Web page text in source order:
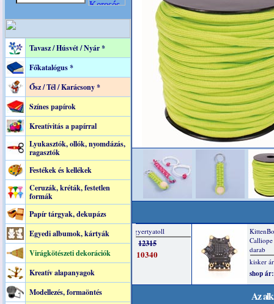
Tavasz / Húsvét / Nyár *
Főkatalógus *
Ősz / Tél / Karácsony *
Színes papírok
Kreatívitás a papírral
Lyukasztók, ollók, nyomdázás,
ragasztók
Festékek és kellékek
Ceruzák, kréták, festetlen
formák
Papír tárgyak, dekupázs
Egyedi albumok, kártyák
Virágkötészeti dekorációk
Kreatív alapanyagok
Modellezés, formaöntés
Az